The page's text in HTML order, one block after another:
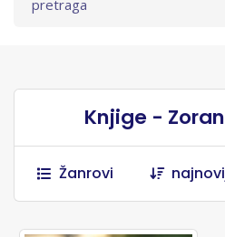
Knjige -
Žanrovi